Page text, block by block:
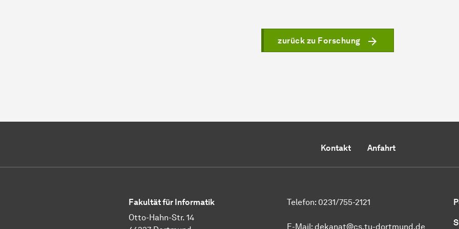
zurück zu Forschung
Kontakt Anfahrt
Fakultät für Informatik
Otto-Hahn-Str. 14
Telefon: 0231/755-2121
E-Mail: dekanat@cs.tu-dortmund.de